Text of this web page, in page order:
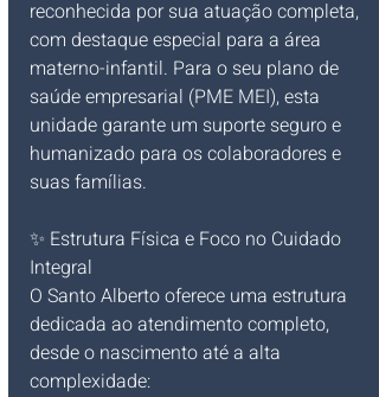
reconhecida por sua atuação completa,
com destaque especial para a área
materno-infantil. Para o seu plano de
saúde empresarial (PME MEI), esta
unidade garante um suporte seguro e
humanizado para os colaboradores e
suas famílias.
✨ Estrutura Física e Foco no Cuidado
Integral
O Santo Alberto oferece uma estrutura
dedicada ao atendimento completo,
desde o nascimento até a alta
complexidade: